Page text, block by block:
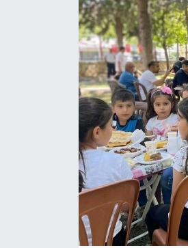
Haberde İnsan
Kültür Sanat
Magazin
Manşet Altı
Manşetler
Resmi İlan